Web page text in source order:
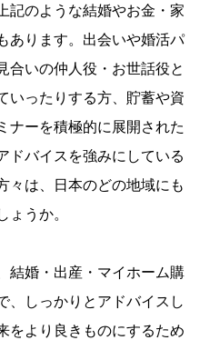
記のような結婚やお金・家
あります。出会いや婚活パ
合いの仲人役・お世話役と
いったりする方、貯蓄や資
ナーを積極的に展開された
ドバイスを強みにしている
々は、日本のどの地域にも
ょうか。
結婚・出産・マイホーム購
、しっかりとアドバイスし
をより良きものにするため